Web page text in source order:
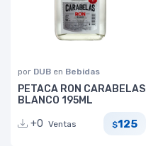
por DUB en Bebidas
PETACA RON CARABELAS
BLANCO 195ML
+0 Ventas $125